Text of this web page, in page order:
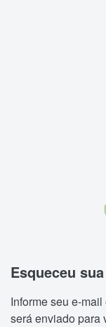
Esqueceu
Informe seu e-
será enviado para